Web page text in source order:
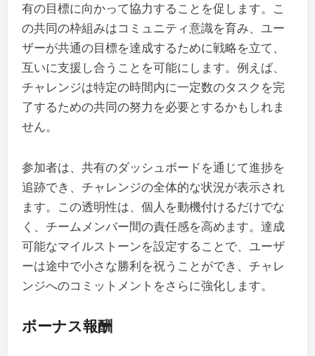
有の目標に向かって協力することを促します。こ
の共同の枠組みはコミュニティ意識を育み、ユー
ザーが共通の目標を達成するために戦略を立て、
互いに支援し合うことを可能にします。例えば、
チャレンジは特定の時間内に一定数のタスクを完
了するための共同の努力を必要とするかもしれま
せん。
参加者は、共有のダッシュボードを通じて進捗を
追跡でき、チャレンジの全体的な状況が表示され
ます。この透明性は、個人を動機付けるだけでな
く、チームメンバー間の責任感を高めます。達成
可能なマイルストーンを設定することで、ユーザ
ーは途中で小さな勝利を祝うことができ、チャレ
ンジへのコミットメントをさらに強化します。
ボーナス報酬